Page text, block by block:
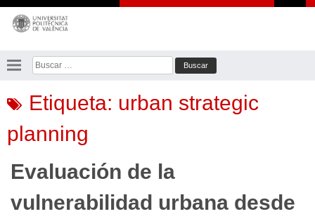
Saltar
contenido
Buscar:
Etiqueta: urban strategic
planning
Evaluación de la
vulnerabilidad urbana desde